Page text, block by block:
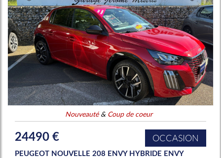
Nouveauté& Coup de coeur
24490 € OCCASION
PEUGEOT NOUVELLE 208 ENVY HYBRIDE ENVY